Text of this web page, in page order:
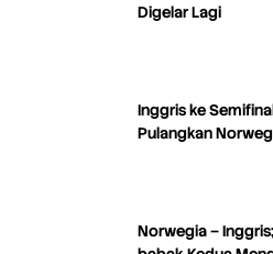
Digelar Lagi
Inggris ke
Pulangkan
Norwegia –